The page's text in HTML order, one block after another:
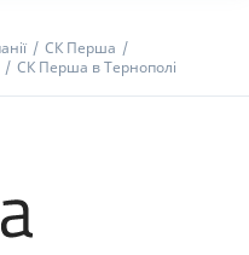
СК Перша
СК Перша в Тернополі